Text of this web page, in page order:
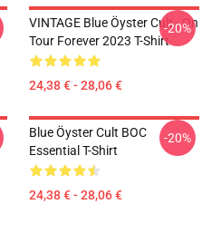
VINTAGE Blue Öyster Cult - On
Tour Forever 2023 T-Shirt
24,38 € - 28,06 €
-20%
Blue Öyster Cult BOC
Essential T-Shirt
24,38 € - 28,06 €
-20%